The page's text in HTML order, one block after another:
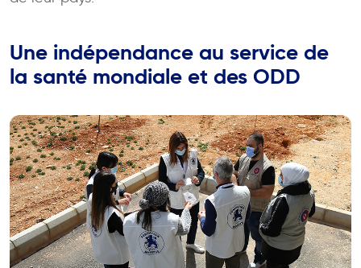
Une indépendance au service de
la santé mondiale et des ODD